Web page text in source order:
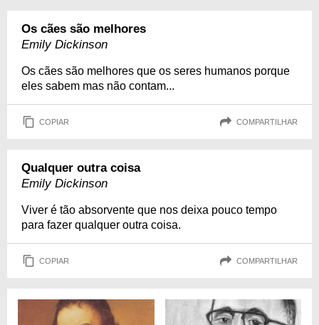
Os cães são melhores
Emily Dickinson
Os cães são melhores que os seres humanos porque
eles sabem mas não contam...
COPIAR COMPARTILHAR
Qualquer outra coisa
Emily Dickinson
Viver é tão absorvente que nos deixa pouco tempo
para fazer qualquer outra coisa.
COPIAR COMPARTILHAR